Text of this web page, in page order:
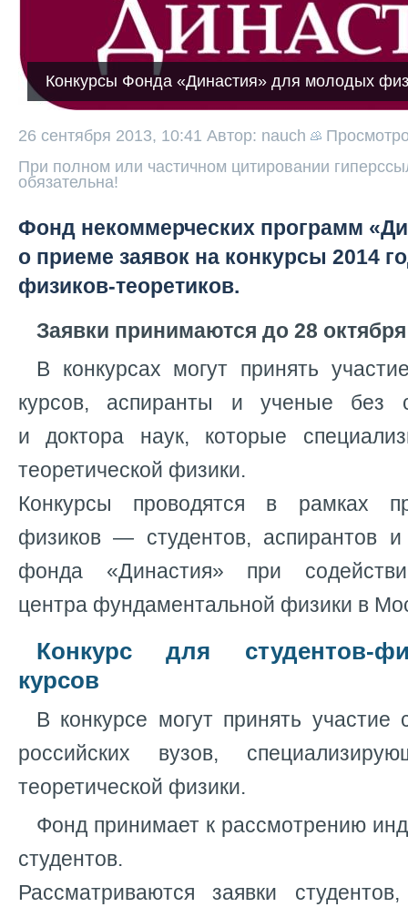
Конкурсы Фонда «Династия» для молодых
26 сентября 2013, 10:41 Автор: nauch
При полном или частичном цитировании
обязательна!
Фонд некоммерческих программ
о приеме заявок на конкурсы 2014
физиков-теоретиков.
Заявки принимаются до 28
В конкурсах могут принять
курсов, аспиранты и ученые без
и доктора наук, которые
теоретической физики.
Конкурсы проводятся в рамках
физиков — студентов, аспирантов
фонда «Династия» при
центра фундаментальной физики в
Конкурс для студентов-
курсов
В конкурсе могут принять участие
российских вузов,
теоретической физики.
Фонд принимает к рассмотрению
студентов.
Рассматриваются заявки